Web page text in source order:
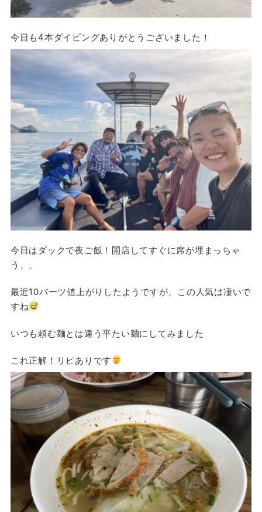
今日も4本ダイビングありがとうございました！
今日はダックで夜ご飯！開店してすぐに席が埋まっちゃ
う、、
最近10バーツ値上がりしたようですが、この人気は凄いで
すね
いつも頼む麺とは違う平たい麺にしてみました
これ正解！リピありです